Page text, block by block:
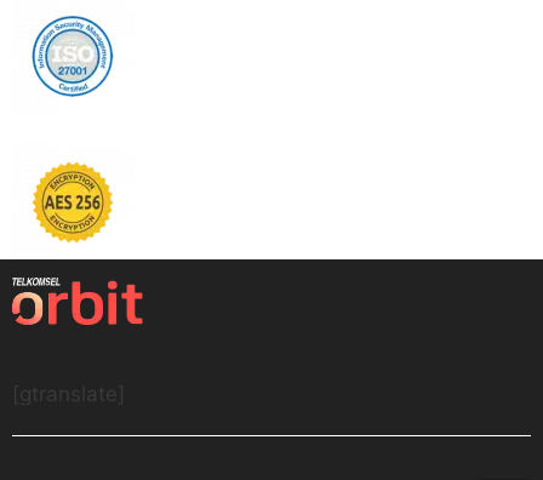
[gtranslate]